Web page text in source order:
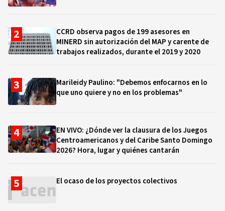
CCRD observa pagos de 199 asesores en
MINERD sin autorización del MAP y carente de
trabajos realizados, durante el 2019 y 2020
Marileidy Paulino: "Debemos enfocarnos en lo
que uno quiere y no en los problemas"
EN VIVO: ¿Dónde ver la clausura de los Juegos
Centroamericanos y del Caribe Santo Domingo
2026? Hora, lugar y quiénes cantarán
El ocaso de los proyectos colectivos